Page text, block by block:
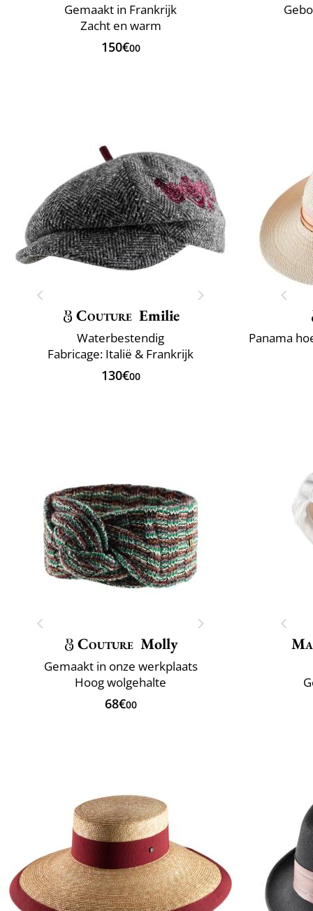
Gemaakt in Frankrijk
Zacht en warm
150€00
Couture Emilie
Waterbestendig
Fabricage: Italië & Frankrijk
130€00
Couture Molly
Gemaakt in onze werkplaats
Hoog wolgehalte
68€00